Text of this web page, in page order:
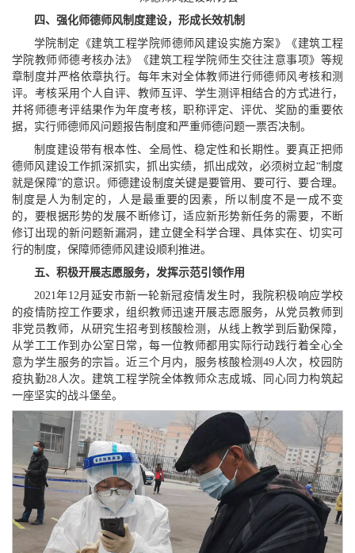
四、强化师德师风制度建设，形成长效机制
学院制定《建筑工程学院师德师风建设实施方案》《建筑工程
学院教师师德考核办法》《建筑工程学院师生交往注意事项》等规
章制度并严格依章执行。每年末对全体教师进行师德师风考核和测
评。考核采用个人自评、教师互评、学生测评相结合的方式进行，
并将师德考评结果作为年度考核，职称评定、评优、奖励的重要依
据，实行师德师风问题报告制度和严重师德问题一票否决制。
制度建设带有根本性、全局性、稳定性和长期性。要真正把师
德师风建设工作抓深抓实，抓出实绩，抓出成效，必须树立起“制度
就是保障”的意识。师德建设制度关键是要管用、要可行、要合理。
制度是人为制定的，人是最重要的因素，所以制度不是一成不变
的，要根据形势的发展不断修订，适应新形势新任务的需要，不断
修订出现的新问题新漏洞，建立健全科学合理、具体实在、切实可
行的制度，保障师德师风建设顺利推进。
五、积极开展志愿服务，发挥示范引领作用
2021年12月延安市新一轮新冠疫情发生时，我院积极响应学校
的疫情防控工作要求，组织教师迅速开展志愿服务，从党员教师到
非党员教师，从研究生招考到核酸检测，从线上教学到后勤保障，
从学工工作到办公室日常，每一位教师都用实际行动践行着全心全
意为学生服务的宗旨。近三个月内，服务核酸检测49人次，校园防
疫执勤28人次。建筑工程学院全体教师众志成城、同心同力构筑起
一座坚实的战斗堡垒。